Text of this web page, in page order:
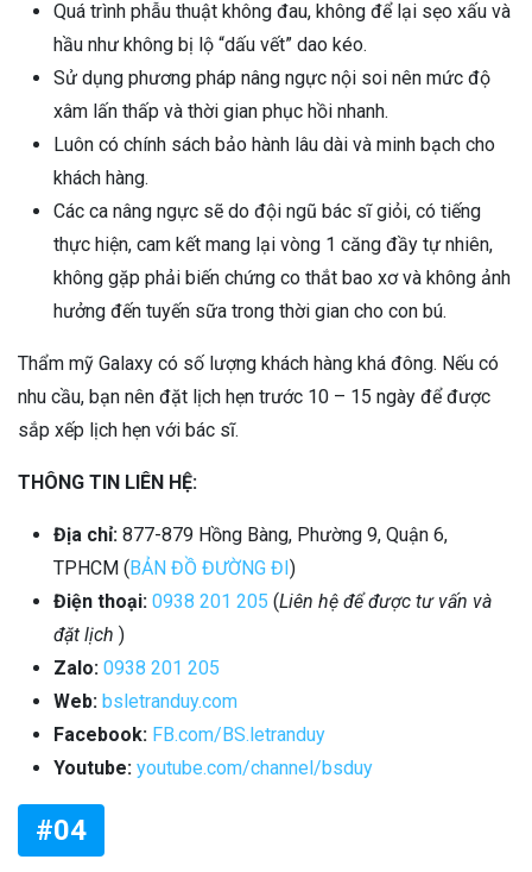
Quá trình phẫu thuật không đau, không để lại sẹo xấu và
hầu như không bị lộ “dấu vết” dao kéo.
Sử dụng phương pháp nâng ngực nội soi nên mức độ
xâm lấn thấp và thời gian phục hồi nhanh.
Luôn có chính sách bảo hành lâu dài và minh bạch cho
khách hàng.
Các ca nâng ngực sẽ do đội ngũ bác sĩ giỏi, có tiếng
thực hiện, cam kết mang lại vòng 1 căng đầy tự nhiên,
không gặp phải biến chứng co thắt bao xơ và không ảnh
hưởng đến tuyến sữa trong thời gian cho con bú.
Thẩm mỹ Galaxy có số lượng khách hàng khá đông. Nếu có
nhu cầu, bạn nên đặt lịch hẹn trước 10 – 15 ngày để được
sắp xếp lịch hẹn với bác sĩ.
THÔNG TIN LIÊN HỆ:
Địa chỉ: 877-879 Hồng Bàng, Phường 9, Quận 6,
TPHCM (BẢN ĐỒ ĐƯỜNG ĐI)
Điện thoại: 0938 201 205 (Liên hệ để được tư vấn và
đặt lịch )
Zalo: 0938 201 205
Web: bsletranduy.com
Facebook: FB.com/BS.letranduy
Youtube: youtube.com/channel/bsduy
#04